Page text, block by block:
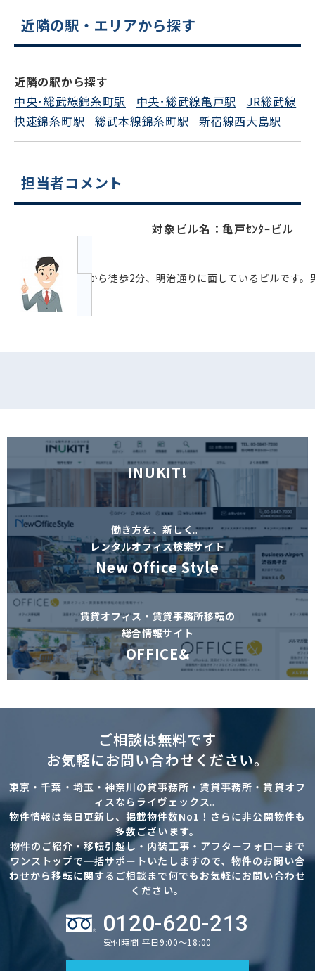
0120-620-213
電話でお問い合わせ
近隣の駅・エリアから探す
近隣の駅から探す
中央･総武線錦糸町駅
中央･総武線亀戸駅
JR総武線
快速錦糸町駅
総武本線錦糸町駅 新宿線西大島駅
担当者コメント
対象ビル名：亀戸ｾﾝﾀｰビル
駅から徒歩2分、明治通りに面しているビルです
INUKIT!
働き方を、新しく。
レンタルオフィス検索サイト
New Office Style
賃貸オフィス・賃貸事務所移転の
総合情報サイト
OFFICE&
ご相談は無料です
お気軽にお問い合わせください。
東京・千葉・埼玉・神奈川の貸事務所・賃貸事務所・賃貸オフ
ィスならライヴェックス。
物件情報は毎日更新し、掲載物件数No1！さらに非公開物件も
多数ございます。
物件のご紹介・移転引越し・内装工事・アフターフォローまで
ワンストップで一括サポートいたしますので、物件のお問い合
わせから移転に関するご相談まで何でもお気軽にお問い合わせ
ください。
0120-620-213
受付時間 平日9:00～18:00